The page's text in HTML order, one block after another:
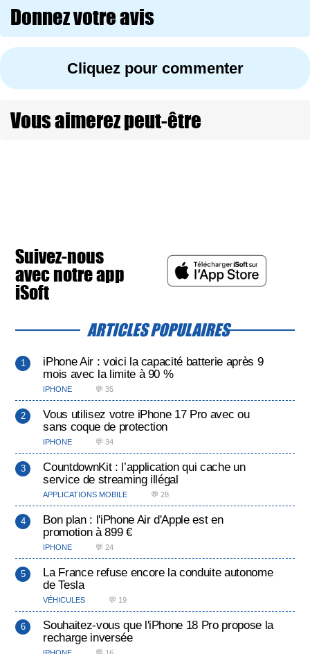
Donnez votre avis
Cliquez pour commenter
Vous aimerez peut-être
Suivez-nous
avec notre app
iSoft
ARTICLES POPULAIRES
iPhone Air : voici la capacité batterie après 9
mois avec la limite à 90 %
IPHONE 💬 35
Vous utilisez votre iPhone 17 Pro avec ou
sans coque de protection
IPHONE 💬 34
CountdownKit : l’application qui cache un
service de streaming illégal
APPLICATIONS MOBILE 💬 28
Bon plan : l'iPhone Air d'Apple est en
promotion à 899 €
IPHONE 💬 24
La France refuse encore la conduite autonome
de Tesla
VÉHICULES 💬 19
Souhaitez-vous que l'iPhone 18 Pro propose la
recharge inversée